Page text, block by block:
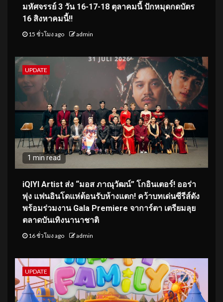
มหัศจรรย์ 3 วัน 16-17-18 ตุลาคมนี้ ปักหมุดกดบัตร
16 สิงหาคมนี้!!
15 ชั่วโมง ago admin
UPDATE
1 min read
iQIYI Artist ส่ง “มอส ภาณุวัฒน์” โกอินเตอร์! ออร่า
พุ่ง แฟนอินโดแห่ต้อนรับห้างแตก! คว้าบทเด่นซีรีส์ดัง
พร้อมร่วมงาน Gala Premiere จาการ์ตา เตรียมลุย
ตลาดบันเทิงนานาชาติ
16 ชั่วโมง ago admin
UPDATE